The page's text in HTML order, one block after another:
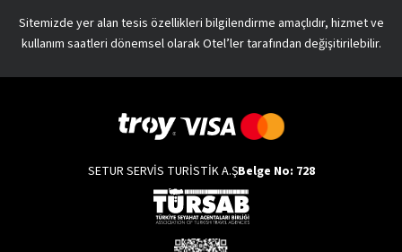
Sitemizde yer alan tesis özellikleri bilgilendirme amaçlıdır, hizmet ve
kullanım saatleri dönemsel olarak Otel’ler tarafından değişitirilebilir.
SETUR SERVİS TURİSTİK A.ŞBelge No: 728